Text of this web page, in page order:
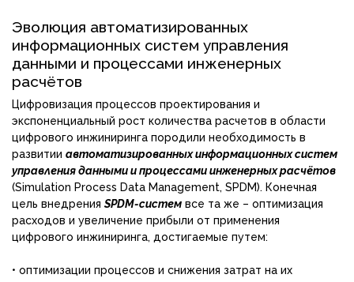
Эволюция автоматизированных
информационных систем управления
данными и процессами инженерных
расчётов
Цифровизация процессов проектирования и
экспоненциальный рост количества расчетов в области
цифрового инжиниринга породили необходимость в
развитии автоматизированных информационных систем
управления данными и процессами инженерных расчётов
(Simulation Process Data Management, SPDM). Конечная
цель внедренияSPDM-систем все та же – оптимизация
расходов и увеличение прибыли от применения
цифрового инжиниринга, достигаемые путем:
• оптимизации процессов и снижения затрат на их